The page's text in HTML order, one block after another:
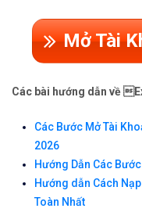
Mở Tài
Các bài hướng dẫn về
Các Bước Mở Tài
2026
Hướng Dẫn Các
Hướng dẫn Cách
Toàn Nhất